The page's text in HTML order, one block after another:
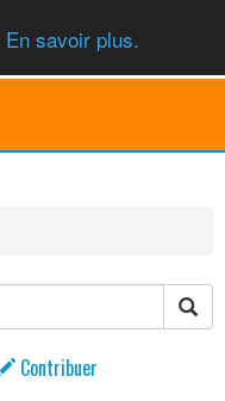
En savoir plus.
Contribuer